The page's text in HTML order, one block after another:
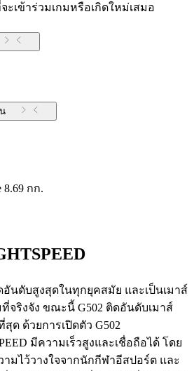
เข้าร่วมเกมหรือเกิดใหม่เสมอ
น
กก.
อันดับสูงสุดในทุกยุคสมัย และเป็นเมาส์
จริงจัง ขณะนี้ G502 ติดอันดับเมาส์
ด ด้วยการเปิดตัว G502
มีความเร็วสูงและเชื่อถือได้ โดย
มไว้วางใจจากนักกีฬาอีสปอร์ต และ